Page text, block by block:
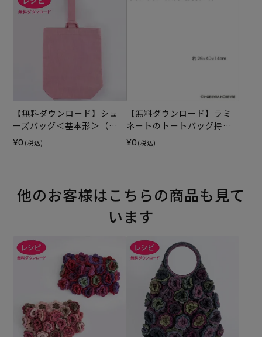
【無料ダウンロード】シュ
ーズバッグ＜基本形＞（レ
シピ）
¥0 (税込)
【無料ダウンロード】ラミ
ネートのトートバッグ持ち
手テープ（レシピ）
¥0 (税込)
他のお客様はこちらの商品も見て
います